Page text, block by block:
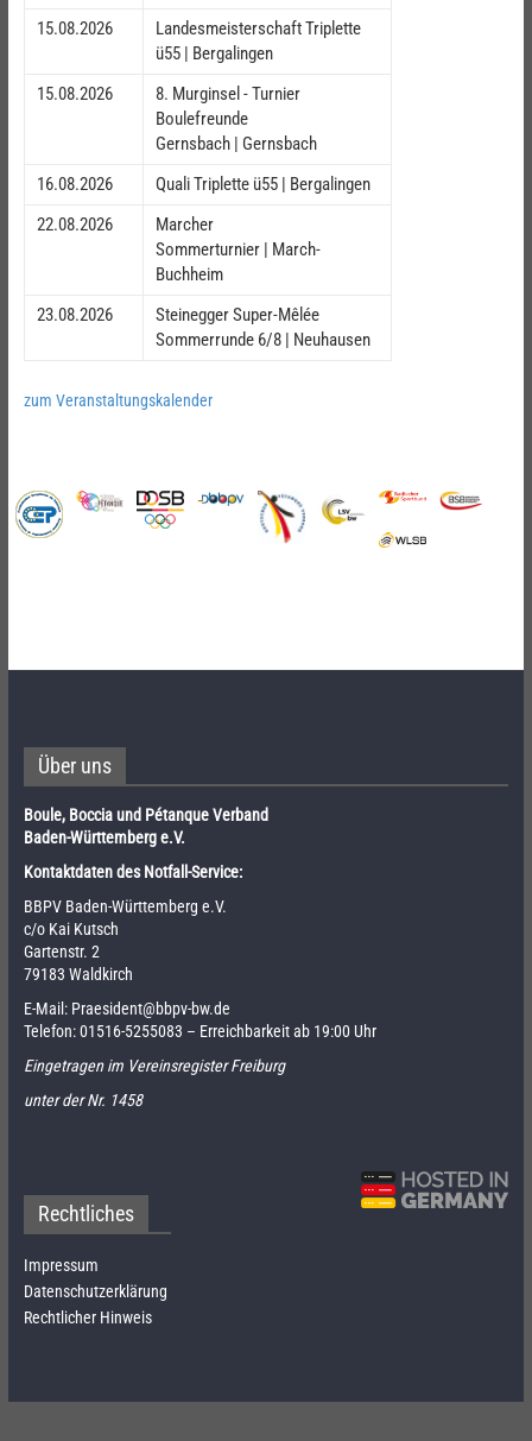
15.08.2026
Landesmeisterschaft Triplette
ü55 | Bergalingen
15.08.2026
8. Murginsel - Turnier
Boulefreunde
Gernsbach | Gernsbach
16.08.2026
Quali Triplette ü55 | Bergalingen
22.08.2026
Marcher
Sommerturnier | March-
Buchheim
23.08.2026
Steinegger Super-Mêlée
Sommerrunde 6/8 | Neuhausen
zum Veranstaltungskalender
Über uns
Boule, Boccia und Pétanque Verband
Baden-Württemberg e.V.
Kontaktdaten des Notfall-Service:
BBPV Baden-Württemberg e.V.
c/o Kai Kutsch
Gartenstr. 2
79183 Waldkirch
E-Mail: Praesident@bbpv-bw.de
Telefon:01516-5255083 – Erreichbarkeit ab 19:00 Uhr
Eingetragen im Vereinsregister Freiburg
unter der Nr. 1458
Rechtliches
Impressum
Datenschutzerklärung
Rechtlicher Hinweis